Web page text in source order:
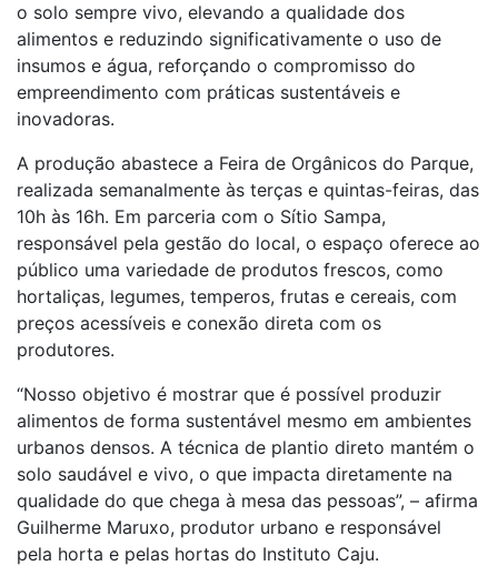
o solo sempre vivo, elevando a qualidade dos
alimentos e reduzindo significativamente o uso de
insumos e água, reforçando o compromisso do
empreendimento com práticas sustentáveis e
inovadoras.
A produção abastece a Feira de Orgânicos do Parque,
realizada semanalmente às terças e quintas-feiras, das
10h às 16h. Em parceria com o Sítio Sampa,
responsável pela gestão do local, o espaço oferece ao
público uma variedade de produtos frescos, como
hortaliças, legumes, temperos, frutas e cereais, com
preços acessíveis e conexão direta com os
produtores.
“Nosso objetivo é mostrar que é possível produzir
alimentos de forma sustentável mesmo em ambientes
urbanos densos. A técnica de plantio direto mantém o
solo saudável e vivo, o que impacta diretamente na
qualidade do que chega à mesa das pessoas”, – afirma
Guilherme Maruxo, produtor urbano e responsável
pela horta e pelas hortas do Instituto Caju.